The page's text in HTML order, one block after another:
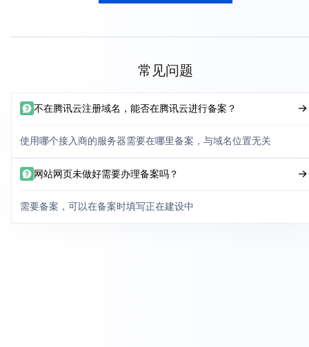
常见问题
不在腾讯云注册域名，能否在腾讯云进行备案？
使用哪个接入商的服务器需要在哪里备案，与域名位置无关
网站网页未做好需要办理备案吗？
需要备案，可以在备案时填写正在建设中